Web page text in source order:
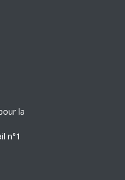
la
n°1